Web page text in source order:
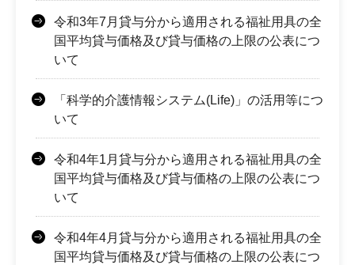
令和3年7月貸与分から適用される福祉用具の全
国平均貸与価格及び貸与価格の上限の公表につ
いて
「科学的介護情報システム(Life)」の活用等につ
いて
令和4年1月貸与分から適用される福祉用具の全
国平均貸与価格及び貸与価格の上限の公表につ
いて
令和4年4月貸与分から適用される福祉用具の全
国平均貸与価格及び貸与価格の上限の公表につ